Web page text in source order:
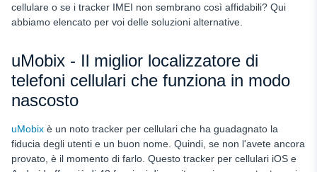
cellulare o se i tracker IMEI non sembrano così affidabili? Qui
abbiamo elencato per voi delle soluzioni alternative.
uMobix - Il miglior localizzatore di
telefoni cellulari che funziona in modo
nascosto
uMobix è un noto tracker per cellulari che ha guadagnato la
fiducia degli utenti e un buon nome. Quindi, se non l'avete ancora
provato, è il momento di farlo. Questo tracker per cellulari iOS e